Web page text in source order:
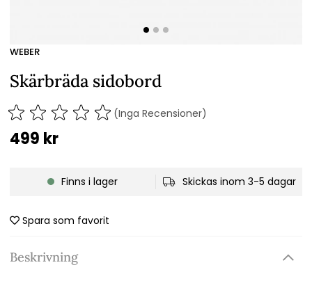
WEBER
Skärbräda sidobord
(Inga Recensioner)
499 kr
Finns i lager Skickas inom 3-5 dagar
Spara som favorit
Beskrivning